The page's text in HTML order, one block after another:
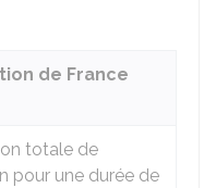
de France
totale de
pour une durée de